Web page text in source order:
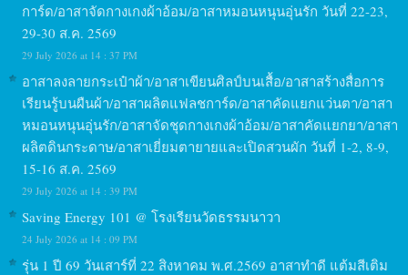
การ์ด/อาสาจัดกางเกงผ้าอ้อม/อาสาหมอนหนุนอุ่นรัก วันที่ 22-23,
29-30 ส.ค. 2569
29 July 2026 at 14 : 37 PM
อาสาลงลายกระเป๋าผ้า/อาสาเขียนศิลป์บนเสื้อ/อาสาสร้างสื่อการ
เรียนรู้บนผืนผ้า/อาสาผลิตแฟลชการ์ด/อาสาคัดแยกแว่นตา/อาสา
หมอนหนุนอุ่นรัก/อาสาจัดชุดกางเกงผ้าอ้อม/อาสาคัดแยกยา/อาสา
ผลิตดินกระดาษ/อาสาเยี่ยมตายายและเปิดสวนผัก วันที่ 1-2, 8-9,
15-16 ส.ค. 2569
29 July 2026 at 14 : 39 PM
Saving Energy 101 @ โรงเรียนวัดธรรมนาวา
24 July 2026 at 14 : 09 PM
รุ่น 1 ปี 69 วันเสาร์ที่ 22 สิงหาคม พ.ศ.2569 อาสาทำดี แต้มสีเติม